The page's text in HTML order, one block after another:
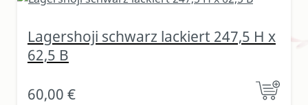
Lagershoji schwarz lackiert 247,5 H x
62,5 B
60,00 €